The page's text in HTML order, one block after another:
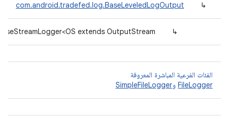
↳
com.android.tradefed.log.BaseLeveledLogOutput
↳
extends OutputStream>
الفئات الفرعية المباشرة المعروفة
FileLogger وSimpleFileLogger